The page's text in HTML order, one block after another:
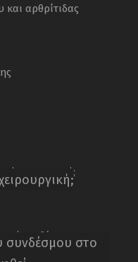
και αρθρίτιδας
χειρουργική;
συνδέσμου στο